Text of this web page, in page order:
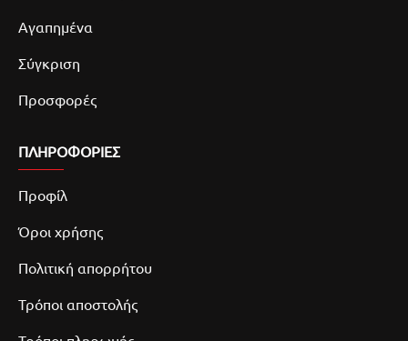
Αγαπημένα
Σύγκριση
Προσφορές
ΠΛΗΡΟΦΟΡΙΕΣ
Προφίλ
Όροι χρήσης
Πολιτική απορρήτου
Τρόποι αποστολής